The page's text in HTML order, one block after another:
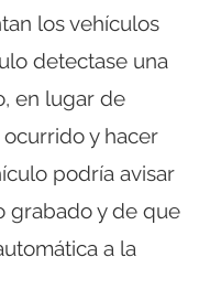
los vehículos
detectase una
en lugar de
y hacer
podría avisar
grabado y de que
a la